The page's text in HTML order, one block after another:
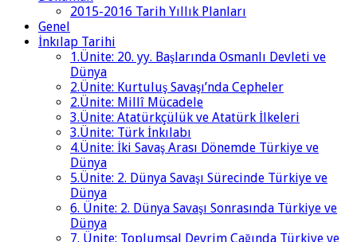
2015-2016 Tarih Yıllık Planları
Genel
İnkılap Tarihi
1.Ünite: 20. yy. Başlarında Osmanlı Devleti ve
Dünya
2.Ünite: Kurtuluş Savaşı’nda Cepheler
2.Ünite: Millî Mücadele
3.Ünite: Atatürkçülük ve Atatürk İlkeleri
3.Ünite: Türk İnkılabı
4.Ünite: İki Savaş Arası Dönemde Türkiye ve
Dünya
5.Ünite: 2. Dünya Savaşı Sürecinde Türkiye ve
Dünya
6. Ünite: 2. Dünya Savaşı Sonrasında Türkiye ve
Dünya
7. Ünite: Toplumsal Devrim Çağında Türkiye ve